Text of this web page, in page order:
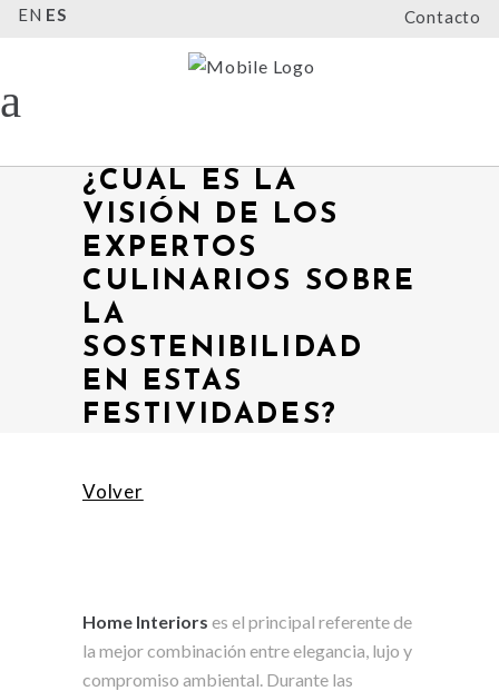
EN ES Contacto
¿CUÁL ES LA
VISIÓN DE LOS
EXPERTOS
CULINARIOS SOBRE
LA
SOSTENIBILIDAD
EN ESTAS
FESTIVIDADES?
Volver
Home Interiors es el principal referente de
la mejor combinación entre elegancia, lujo y
compromiso ambiental. Durante las